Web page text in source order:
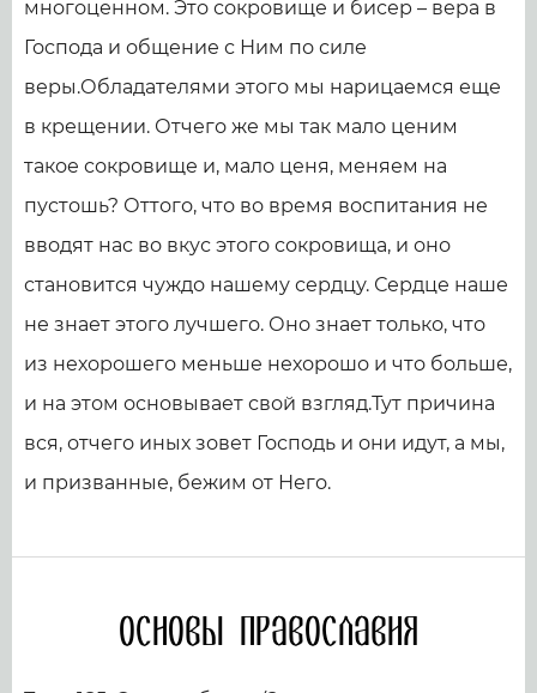
многоценном. Это сокровище и бисер – вера в
Господа и общение с Ним по силе
веры.Обладателями этого мы нарицаемся еще
в крещении. Отчего же мы так мало ценим
такое сокровище и, мало ценя, меняем на
пустошь? Оттого, что во время воспитания не
вводят нас во вкус этого сокровища, и оно
становится чуждо нашему сердцу. Сердце наше
не знает этого лучшего. Оно знает только, что
из нехорошего меньше нехорошо и что больше,
и на этом основывает свой взгляд.Тут причина
вся, отчего иных зовет Господь и они идут, а мы,
и призванные, бежим от Него.
Основы православия